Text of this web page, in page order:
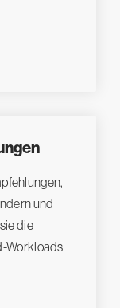
und
die
Workloads